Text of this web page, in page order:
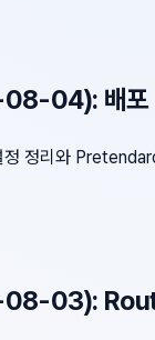
04): 배포
정리와
03):